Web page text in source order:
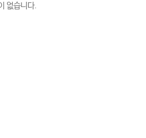
없습니다.